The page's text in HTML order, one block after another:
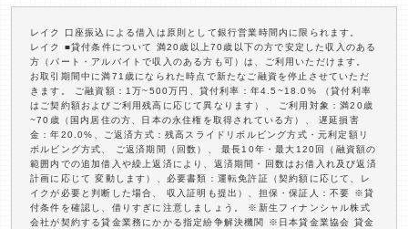
レイク 口座振込による借入は原則として銀行営業時間内に限られます。
レイク ■貸付条件について 満20歳以上70歳以下の方で安定した収入のある
方（パート・アルバイトで収入のある方も可）は、ご利用いただけます。
お取引期間中に満71歳になられた時点で新たなご融資を停止させていただ
きます。 ご融資額：1万~500万円、貸付利率：年4.5~18.0% （貸付利率
はご契約額およびご利用残高に応じて異なります）、 ご利用対象：満20歳
~70歳（国内居住の方、日本の永住権を取得されている方）、 遅延損害
金：年20.0%、ご返済方式：残高スライドリボルビング方式・元利定額リ
ボルビング方式、 ご返済期間（回数）、 最長10年・最大120回（融資額の
範囲内での追加借入や繰上返済により、返済期間・回数はお借入れ及び返済
計画に応じて 変動します）、必要書類：運転免許証（契約額に応じて、レ
イクが必要と判断した場合、 収入証明も提出）、担保・保証人：不要 ※貸
付条件を確認し、借りすぎに注意しましょう。 ※新生フィナンシャル株式
会社が契約する貸金業務にかかる指定紛争解決機関 ※日本貸金業協会 貸金